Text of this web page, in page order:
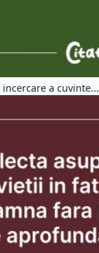
a cuvinte...